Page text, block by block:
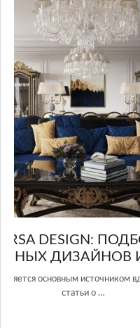
GLAZOV
Glazov Design Group- это